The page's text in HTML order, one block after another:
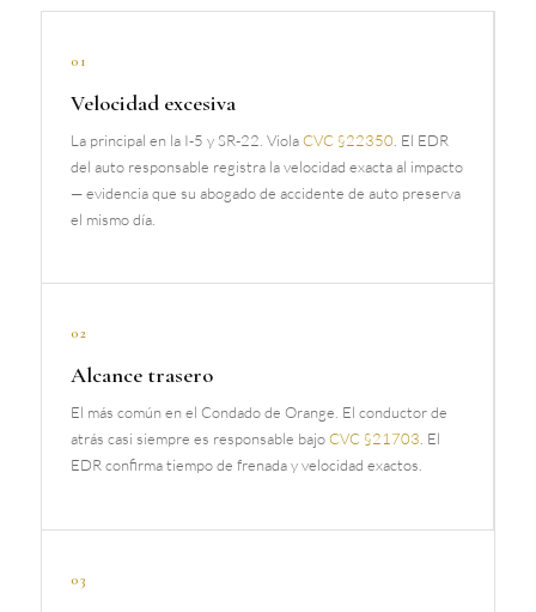
01
Velocidad excesiva
La principal en la I-5 y SR-22. ViolaCVC §22350 . El EDR
del auto responsable registra la velocidad exacta al impacto
— evidencia que su abogado de accidente de auto preserva
el mismo día.
02
Alcance trasero
El más común en el Condado de Orange. El conductor de
atrás casi siempre es responsable bajoCVC §21703 . El
EDR confirma tiempo de frenada y velocidad exactos.
03